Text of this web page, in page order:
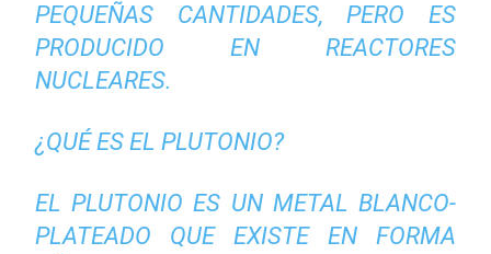
PEQUEÑAS CANTIDADES, PERO ES
PRODUCIDO EN REACTORES
NUCLEARES.
¿QUÉ ES EL PLUTONIO?
EL PLUTONIO ES UN METAL BLANCO-
PLATEADO QUE EXISTE EN FORMA